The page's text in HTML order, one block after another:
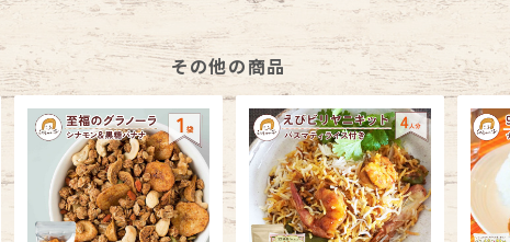
その他の商品